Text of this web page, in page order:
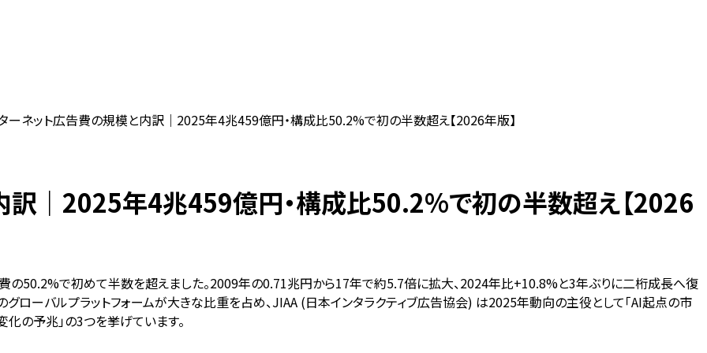
ーネット広告費の規模と内訳｜2025年4兆459億円・構成比50.2%で初の半数超え【2026年版】
訳｜2025年4兆459億円・構成比50.2%で初の半数超え【2026
の50.2%で初めて半数を超えました。2009年の0.71兆円から17年で約5.7倍に拡大、2024年比+10.8%と3年ぶりに二桁成長へ復
ローバルプラットフォームが大きな比重を占め、JIAA (日本インタラクティブ広告協会) は2025年動向の主役として「AI起点の市
の予兆」の3つを挙げています。